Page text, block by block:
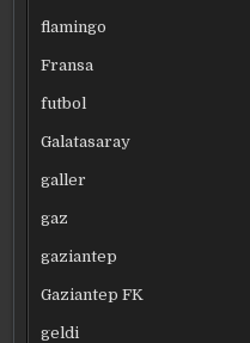
flamingo
Fransa
futbol
Galatasaray
galler
gaz
gaziantep
Gaziantep FK
geldi